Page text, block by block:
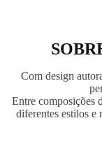
Com design
Entre composições
diferentes estilos e